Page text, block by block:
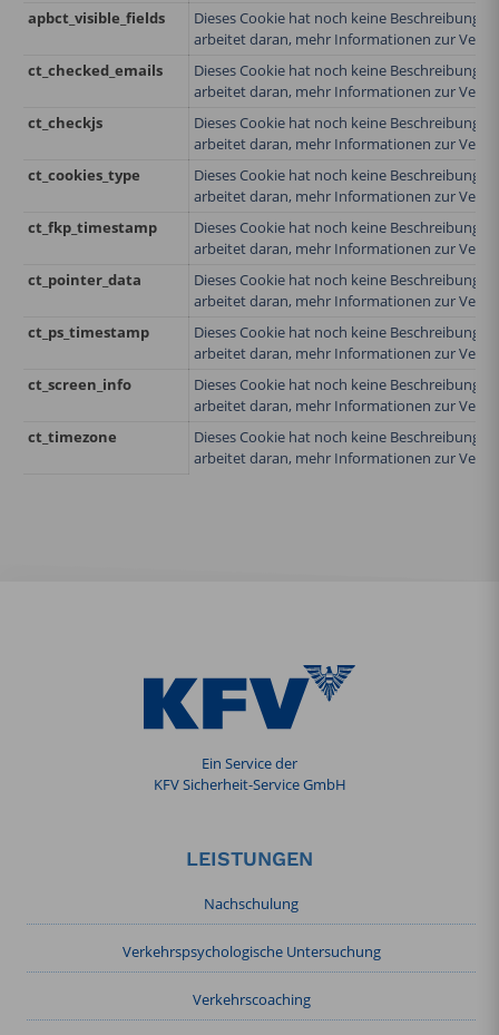
apbct_visible_fields
Dieses Cookie hat noch keine Beschreibung
arbeitet daran, mehr Informationen zur
ct_checked_emails
Dieses Cookie hat noch keine Beschreibung
arbeitet daran, mehr Informationen zur
ct_checkjs
Dieses Cookie hat noch keine Beschreibung
arbeitet daran, mehr Informationen zur
ct_cookies_type
Dieses Cookie hat noch keine Beschreibung
arbeitet daran, mehr Informationen zur
ct_fkp_timestamp
Dieses Cookie hat noch keine Beschreibung
arbeitet daran, mehr Informationen zur
ct_pointer_data
Dieses Cookie hat noch keine Beschreibung
arbeitet daran, mehr Informationen zur
ct_ps_timestamp
Dieses Cookie hat noch keine Beschreibung
arbeitet daran, mehr Informationen zur
ct_screen_info
Dieses Cookie hat noch keine Beschreibung
arbeitet daran, mehr Informationen zur
ct_timezone
Dieses Cookie hat noch keine Beschreibung
arbeitet daran, mehr Informationen zur
Ein Service der
KFV Sicherheit-Service GmbH
LEISTUNGEN
Nachschulung
Verkehrspsychologische Untersuchung
Verkehrscoaching